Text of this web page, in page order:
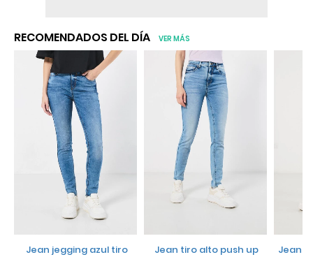
RECOMENDADOS DEL DÍA VER MÁS
jean jegging azul tiro
jean tiro alto push up
jean push up negro con